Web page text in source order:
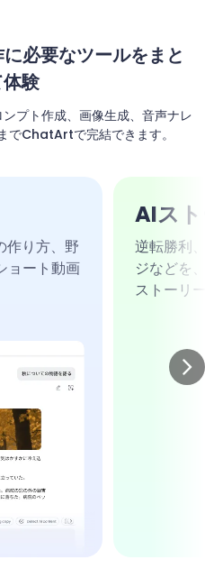
必要なツールをまと
験
プト作成、画像生成、音声ナレ
でChatArtで完結できます。
作り方、野
ョート動画
AIス
逆転勝利
ジなどを
ストーリ